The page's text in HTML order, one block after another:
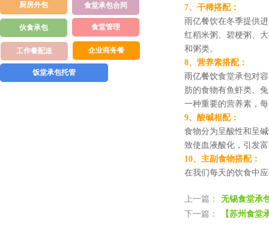
7、干稀搭配：
雨亿餐饮在冬季提供
红稻米粥、碧梗粥、
和粥类。
8、营养素搭配：
雨亿餐饮食堂承包对
肪的食物有鱼虾类、
一种重要的营养素，
9、酸碱相配：
食物分为呈酸性和呈
致使血液酸化，引发富
10、主副食物搭配：
在我们每天的饮食中
上一篇：
无锡食堂承
下一篇：
【苏州食堂
厨房外包 食堂承包合同
食堂管理
伙食承包
企业商务餐
工作餐配送
饭堂承包托管